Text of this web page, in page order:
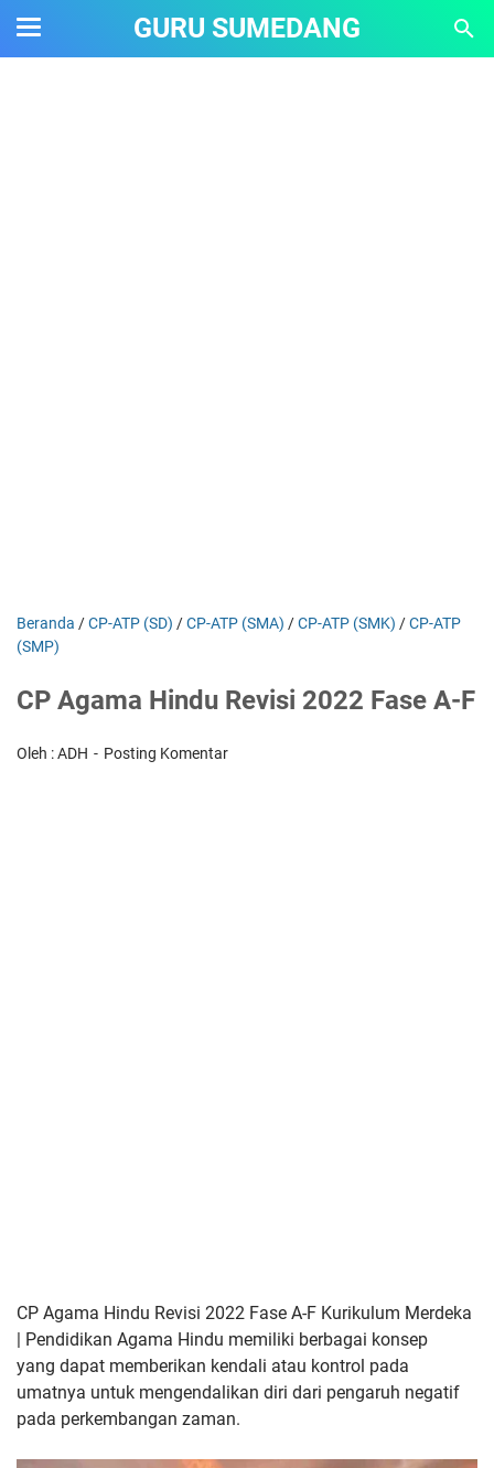
GURU SUMEDANG
Beranda /CP-ATP (SD) /CP-ATP (SMA) /CP-ATP (SMK) /CP-ATP
(SMP)
CP Agama Hindu Revisi 2022 Fase A-F
Oleh : ADH Posting Komentar
CP Agama Hindu Revisi 2022 Fase A-F Kurikulum Merdeka
| Pendidikan Agama Hindu memiliki berbagai konsep
yang dapat memberikan kendali atau kontrol pada
umatnya untuk mengendalikan diri dari pengaruh negatif
pada perkembangan zaman.